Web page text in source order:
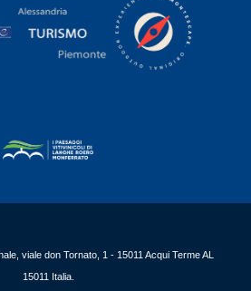
viale don Tornato, 1 - 15011 Acqui Terme AL
15011 Italia.